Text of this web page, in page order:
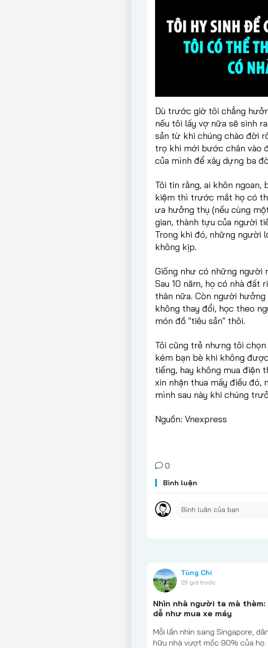
Dù trước giờ tôi chẳng
nếu tôi lấy vợ nữa sẽ sinh
sản từ khi chúng chào đời
trọ khi mới bước chân vào
của mình để xây dựng ba
Tôi tin rằng, ai khôn
kiệm thì trước mắt họ có
ưa hưởng thụ (nếu cùng
gian, thành tựu của người
Trong khi đó, những người
không kịp.
Giống như có những người
Sau 10 năm, họ có nhà đất
thân nữa. Còn người
không thay đổi, học theo
món đồ "tiêu sản" thôi.
Tôi cũng trẻ nhưng tôi
kém bạn bè khi không
tiếng, hay không mua điện
xin nhận thua mấy điều
mình sau này khi chúng
Nguồn: Vnexpress
0
Bình luận
Tùng Chi
23 giờ trước
Nhìn nhà người ta mà
dễ như mua xe máy
Mỗi lần nhìn sang Singapore,
hữu nhà vượt mốc 90% của họ.